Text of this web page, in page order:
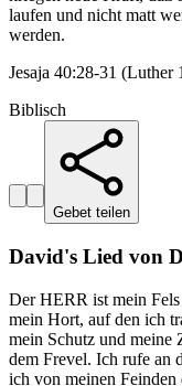
laufen und nicht matt
werden.
Jesaja 40:28-31 (Luther
Biblisch
Gebet teilen
David's Lied von
Der HERR ist mein
mein Hort, auf den ich
mein Schutz und
dem Frevel. Ich rufe an
ich von meinen